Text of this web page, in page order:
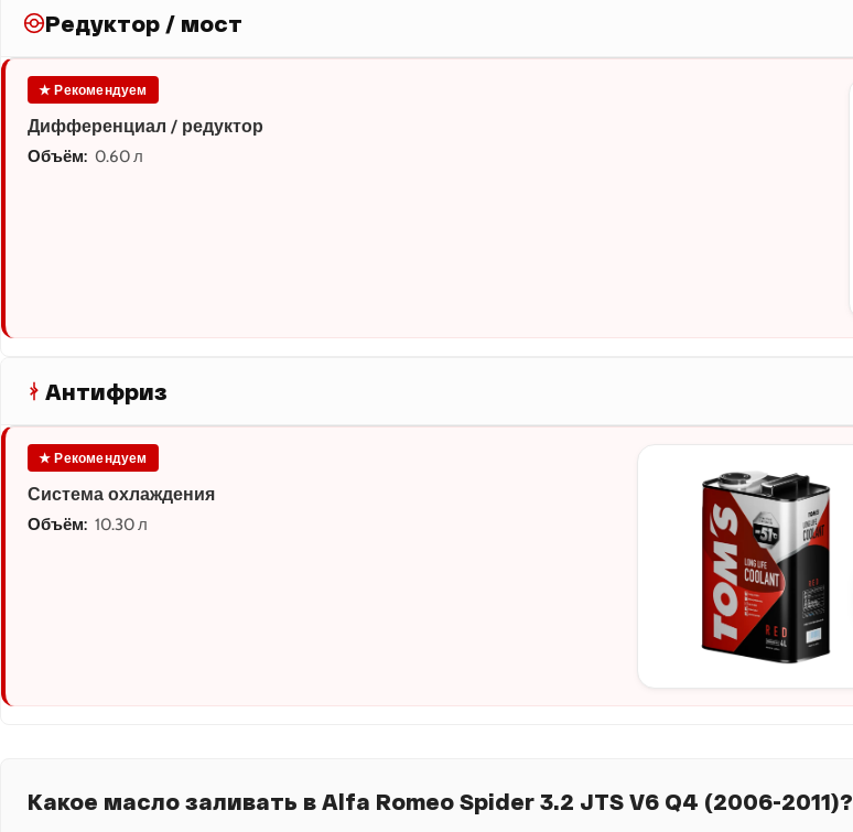
Редуктор / мост
★ Рекомендуем
Дифференциал / редуктор
Объём: 0.60 л
Антифриз
★ Рекомендуем
Система охлаждения
Объём: 10.30 л
Какое масло заливать в Alfa Romeo Spider 3.2 JTS V6 Q4 (2006-2011)?